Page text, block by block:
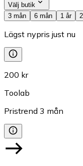
Välj butik
3 mån
6 mån 1 år
Lägst nypris just nu
200 kr
Toolab
Pristrend 3 mån